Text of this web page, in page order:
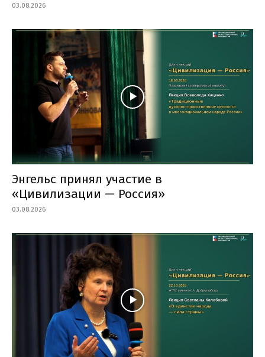
03.08.2026
Энгельс принял участие в
«Цивилизации — Россия»
03.08.2026